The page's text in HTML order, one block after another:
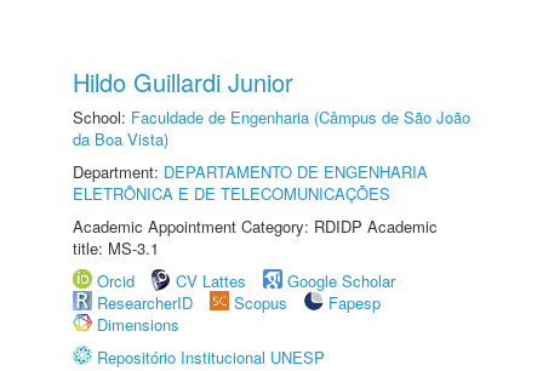
Hildo Guillardi Junior
School: Faculdade de Engenharia (Câmpus de São João
da Boa Vista)
Department: DEPARTAMENTO DE ENGENHARIA
ELETRÔNICA E DE TELECOMUNICAÇÕES
Academic Appointment Category: RDIDP Academic
title: MS-3.1
Orcid
CV Lattes
Google Scholar
ResearcherID
Scopus
Fapesp
Dimensions
Repositório Institucional UNESP